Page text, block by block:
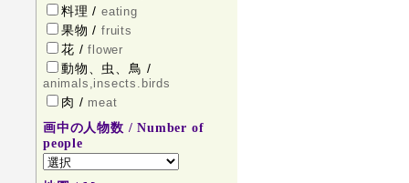
料理 / eating
果物 / fruits
花 /flower
動物、虫、鳥 /
animals,insects.birds
肉 / meat
画中の人物数 / Number of
people